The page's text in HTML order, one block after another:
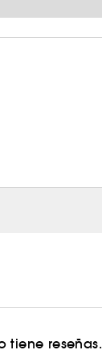
tiene reseñas.